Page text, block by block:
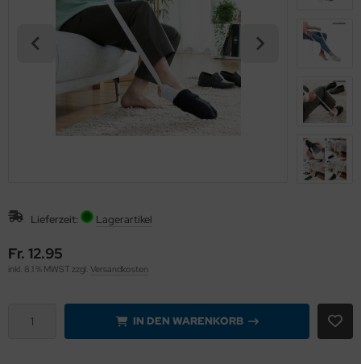
Lieferzeit: Lagerartikel
Fr. 12.95
inkl. 8.1 % MWST zzgl. Versandkosten
IN DEN WARENKORB